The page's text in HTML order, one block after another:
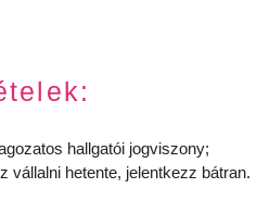
hallgatói jogviszony;
vállalni hetente, jelentkezz bátran.